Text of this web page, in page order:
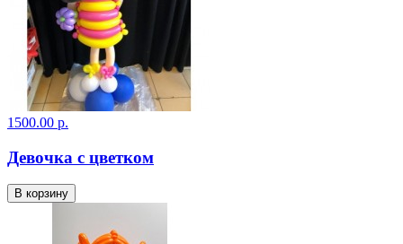
1500.00 р.
Девочка с цветком
В корзину